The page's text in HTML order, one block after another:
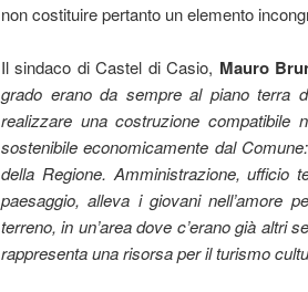
non costituire pertanto un elemento
Il sindaco di Castel di Casio, Mauro
grado erano da sempre al piano terra
realizzare una costruzione
sostenibile economicamente dal
della Regione. Amministrazione, ufficio
paesaggio, alleva i giovani nell’amore
terreno, in un’area dove c’erano già altri
rappresenta una risorsa per il turismo